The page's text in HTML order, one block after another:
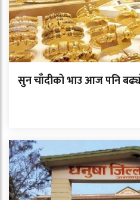
सुन चाँदीको भाउ आज पनि